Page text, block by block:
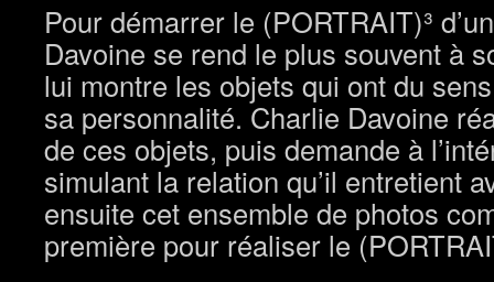
Pour démarrer le (PORTRAIT)³
Davoine se rend le plus souvent à
lui montre les objets qui ont du
sa personnalité. Charlie Davoine
de ces objets, puis demande à
simulant la relation qu’il entretient
ensuite cet ensemble de photos
première pour réaliser le